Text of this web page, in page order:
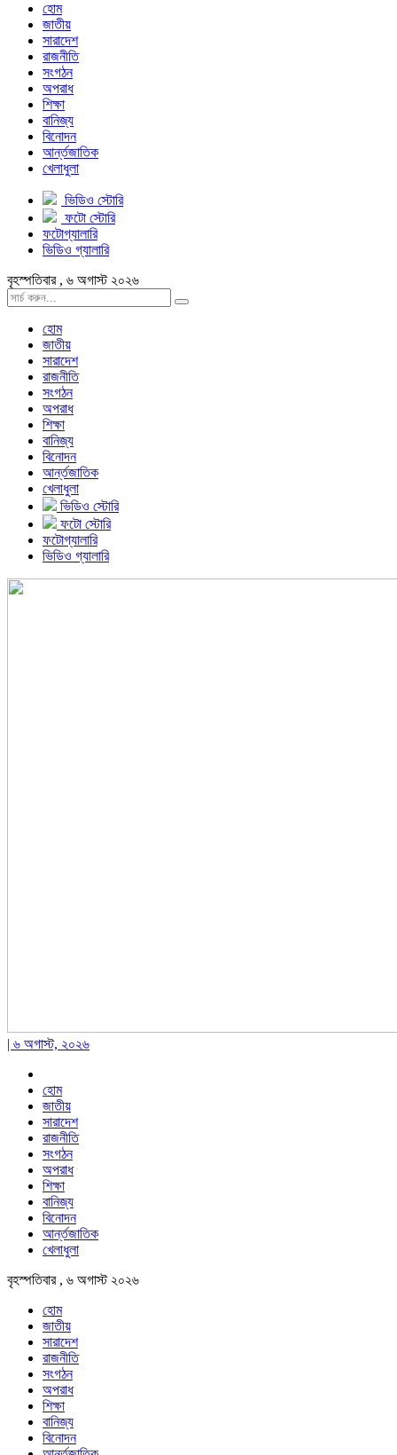
হোম
জাতীয়
সারাদেশ
রাজনীতি
সংগঠন
অপরাধ
শিক্ষা
বানিজ্য
বিনোদন
আর্ন্তজাতিক
খেলাধুলা
ভিডিও স্টোরি
ফটো স্টোরি
ফটোগ্যালারি
ভিডিও গ্যালারি
বৃহস্পতিবার , ৬ অগাস্ট ২০২৬
হোম
জাতীয়
সারাদেশ
রাজনীতি
সংগঠন
অপরাধ
শিক্ষা
বানিজ্য
বিনোদন
আর্ন্তজাতিক
খেলাধুলা
ভিডিও স্টোরি
ফটো স্টোরি
ফটোগ্যালারি
ভিডিও গ্যালারি
| ৬ অগাস্ট, ২০২৬
হোম
জাতীয়
সারাদেশ
রাজনীতি
সংগঠন
অপরাধ
শিক্ষা
বানিজ্য
বিনোদন
আর্ন্তজাতিক
খেলাধুলা
বৃহস্পতিবার , ৬ অগাস্ট ২০২৬
হোম
জাতীয়
সারাদেশ
রাজনীতি
সংগঠন
অপরাধ
শিক্ষা
বানিজ্য
বিনোদন